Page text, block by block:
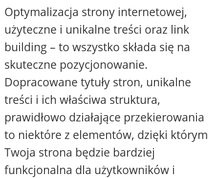
Optymalizacja strony internetowej,
użyteczne i unikalne treści oraz link
building – to wszystko składa się na
skuteczne pozycjonowanie.
Dopracowane tytuły stron, unikalne
treści i ich właściwa struktura,
prawidłowo działające przekierowania
to niektóre z elementów, dzięki którym
Twoja strona będzie bardziej
funkcjonalna dla użytkowników i